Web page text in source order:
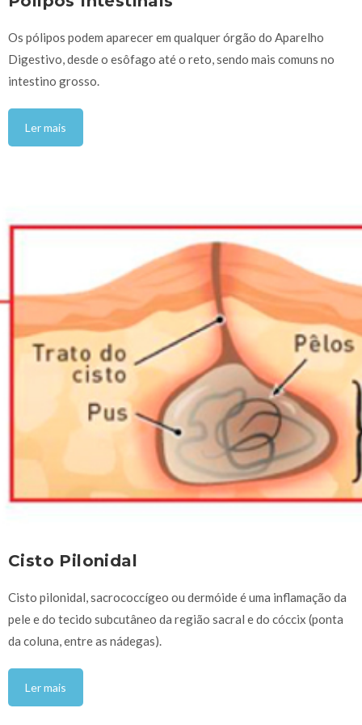
Os pólipos podem aparecer em qualquer órgão do Aparelho
Digestivo, desde o esôfago até o reto, sendo mais comuns no
intestino grosso.
Ler mais
Cisto Pilonidal
Cisto pilonidal, sacrococcígeo ou dermóide é uma inflamação da
pele e do tecido subcutâneo da região sacral e do cóccix (ponta
da coluna, entre as nádegas).
Ler mais